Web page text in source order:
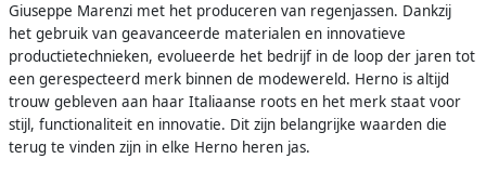
Giuseppe Marenzi met het produceren van regenjassen. Dankzij
het gebruik van geavanceerde materialen en innovatieve
productietechnieken, evolueerde het bedrijf in de loop der jaren tot
een gerespecteerd merk binnen de modewereld. Herno is altijd
trouw gebleven aan haar Italiaanse roots en het merk staat voor
stijl, functionaliteit en innovatie. Dit zijn belangrijke waarden die
terug te vinden zijn in elke Herno heren jas.